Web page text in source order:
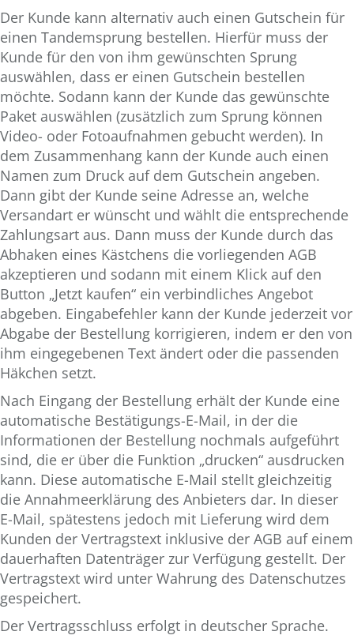
Der Kunde kann alternativ auch einen Gutschein für
einen Tandemsprung bestellen. Hierfür muss der
Kunde für den von ihm gewünschten Sprung
auswählen, dass er einen Gutschein bestellen
möchte. Sodann kann der Kunde das gewünschte
Paket auswählen (zusätzlich zum Sprung können
Video- oder Fotoaufnahmen gebucht werden). In
dem Zusammenhang kann der Kunde auch einen
Namen zum Druck auf dem Gutschein angeben.
Dann gibt der Kunde seine Adresse an, welche
Versandart er wünscht und wählt die entsprechende
Zahlungsart aus. Dann muss der Kunde durch das
Abhaken eines Kästchens die vorliegenden AGB
akzeptieren und sodann mit einem Klick auf den
Button „Jetzt kaufen“ ein verbindliches Angebot
abgeben. Eingabefehler kann der Kunde jederzeit vor
Abgabe der Bestellung korrigieren, indem er den von
ihm eingegebenen Text ändert oder die passenden
Häkchen setzt.
Nach Eingang der Bestellung erhält der Kunde eine
automatische Bestätigungs-E-Mail, in der die
Informationen der Bestellung nochmals aufgeführt
sind, die er über die Funktion „drucken“ ausdrucken
kann. Diese automatische E-Mail stellt gleichzeitig
die Annahmeerklärung des Anbieters dar. In dieser
E-Mail, spätestens jedoch mit Lieferung wird dem
Kunden der Vertragstext inklusive der AGB auf einem
dauerhaften Datenträger zur Verfügung gestellt. Der
Vertragstext wird unter Wahrung des Datenschutzes
gespeichert.
Der Vertragsschluss erfolgt in deutscher Sprache.